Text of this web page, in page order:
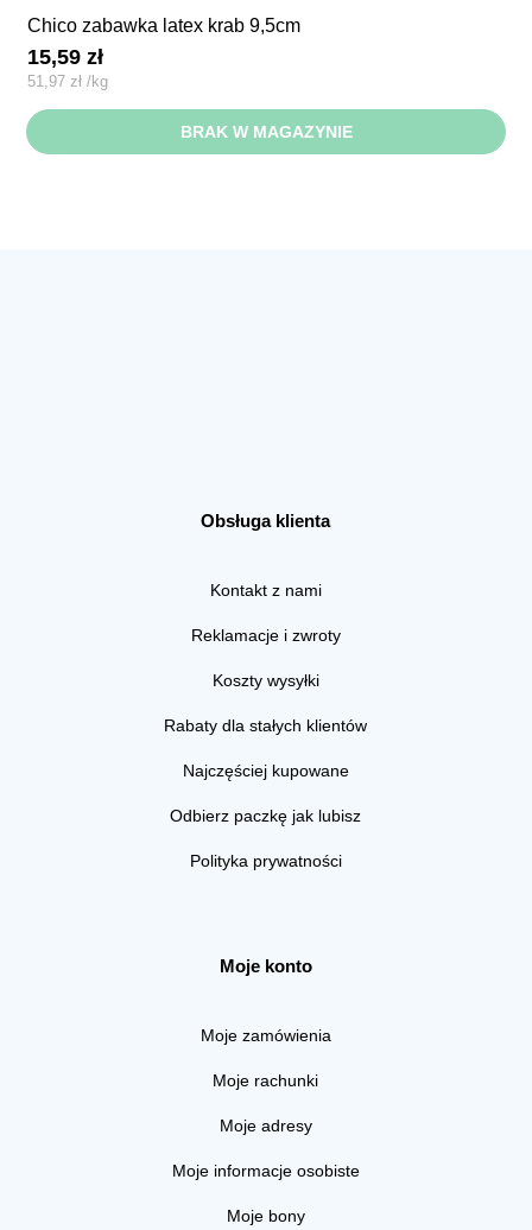
chico zabawka latex krab 9,5cm
15,59zł
51,97zł /kg
BRAK W MAGAZYNIE
Obsługa klienta
Kontakt z nami
Reklamacje i zwroty
Koszty wysyłki
Rabaty dla stałych klientów
Najczęściej kupowane
Odbierz paczkę jak lubisz
Polityka prywatności
Moje konto
Moje zamówienia
Moje rachunki
Moje adresy
Moje informacje osobiste
Moje bony